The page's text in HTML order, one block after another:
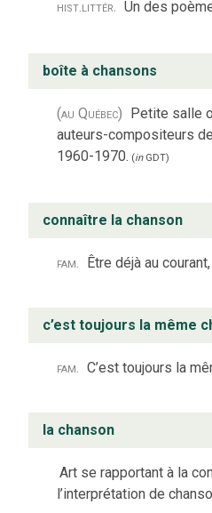
hist. littér. Un des
boîte à chansons
(au Québec) Petite salle
auteurs-compositeurs
1960-1970. (inGDT)
connaître la chanson
fam. Être déjà au
c’est toujours la même
fam. C’est toujours la
la chanson
Art se rapportant à la
l’interprétation de